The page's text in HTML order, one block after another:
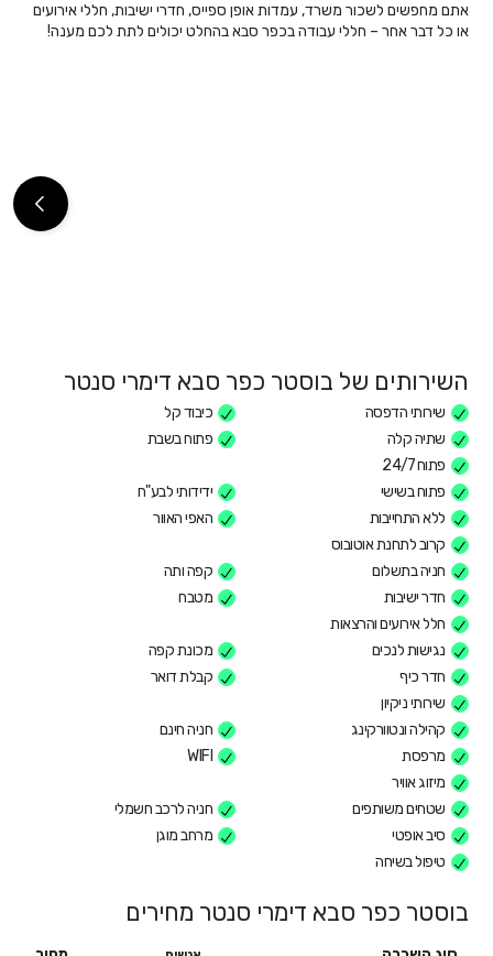
אתם מחפשים לשכור משרד, עמדות אופן ספייס, חדרי ישיבות, חללי אירועים
או כל דבר אחר – חללי עבודה בכפר סבא בהחלט יכולים לתת לכם מענה!
השירותים של בוסטר כפר סבא דימרי סנטר
שירותי הדפסה
כיבוד קל
שתיה קלה
פתוח בשבת
פתוח 24/7
פתוח בשישי
ידידותי לבע"ח
ללא התחייבות
האפי האוור
קרוב לתחנת אוטובוס
חניה בתשלום
קפה ותה
חדר ישיבות
מטבח
חלל אירועים והרצאות
נגישות לנכים
מכונת קפה
חדר כיף
קבלת דואר
שירותי ניקיון
קהילה ונטוורקינג
חניה חינם
מרפסת
WIFI
מיזוג אוויר
שטחים משותפים
חניה לרכב חשמלי
סיב אופטי
מרחב מוגן
טיפול בשיחה
בוסטר כפר סבא דימרי סנטר מחירים